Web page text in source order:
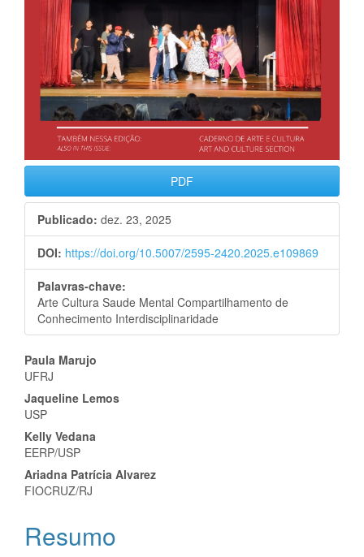
PDF
Publicado: dez. 23, 2025
DOI: https://doi.org/10.5007/2595-2420.2025.e109869
Palavras-chave:
Arte Cultura Saude Mental Compartilhamento de
Conhecimento Interdisciplinaridade
Conteúdo
do
artigo
principal
Paula Marujo
UFRJ
Jaqueline Lemos
USP
Kelly Vedana
EERP/USP
Ariadna Patrícia Alvarez
FIOCRUZ/RJ
Resumo